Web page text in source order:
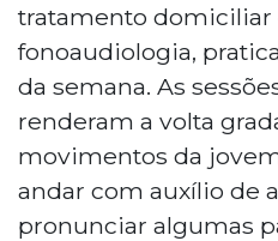
tratamento domiciliar
fonoaudiologia,
da semana. As
renderam a volta
movimentos da
andar com auxílio de
pronunciar algumas